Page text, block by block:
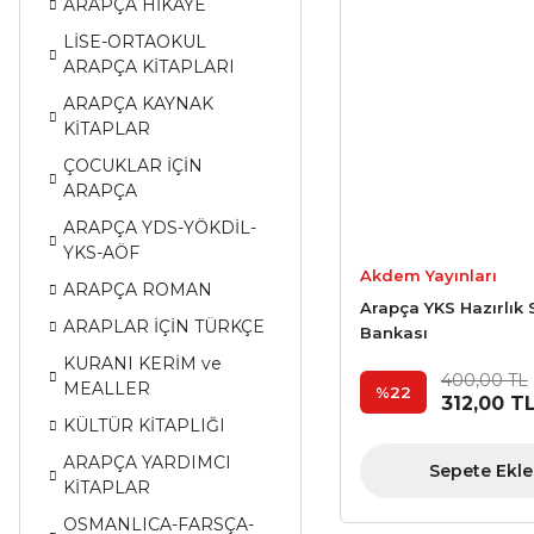
ARAPÇA HİKAYE
LİSE-ORTAOKUL
ARAPÇA KİTAPLARI
ARAPÇA KAYNAK
KİTAPLAR
ÇOCUKLAR İÇİN
ARAPÇA
ARAPÇA YDS-YÖKDİL-
YKS-AÖF
ARAPÇA ROMAN
ARAPLAR İÇİN TÜRKÇE
KURANI KERİM ve
MEALLER
KÜLTÜR KİTAPLIĞI
ARAPÇA YARDIMCI
KİTAPLAR
OSMANLICA-FARSÇA-
Akdem Yayınları
Arapça YKS Hazırlık
Bankası
%22
400,00 TL
312,00 TL
Sepete Ekle